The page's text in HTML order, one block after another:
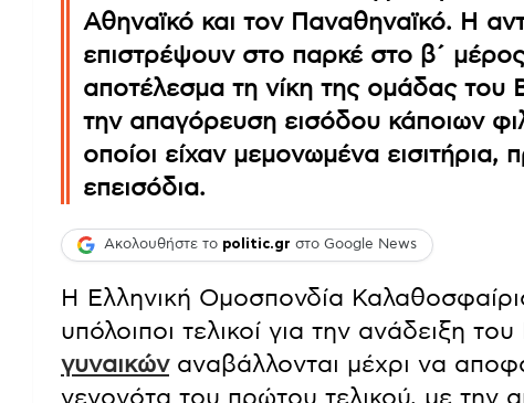
Αθηναϊκό και τον Παναθηναϊκό. Η
επιστρέψουν στο παρκέ στο β΄
αποτέλεσμα τη νίκη της ομάδας
την απαγόρευση εισόδου κάποιων
οποίοι είχαν μεμονωμένα
επεισόδια.
Ακολουθήστε το politic.gr στο Google News
Η Ελληνική Ομοσπονδία
υπόλοιποι τελικοί για την ανάδειξη
γυναικώναναβάλλονται μέχρι να
γεγονότα του πρώτου τελικού, με την